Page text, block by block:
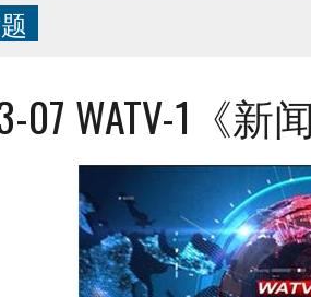
07 WATV-1《新